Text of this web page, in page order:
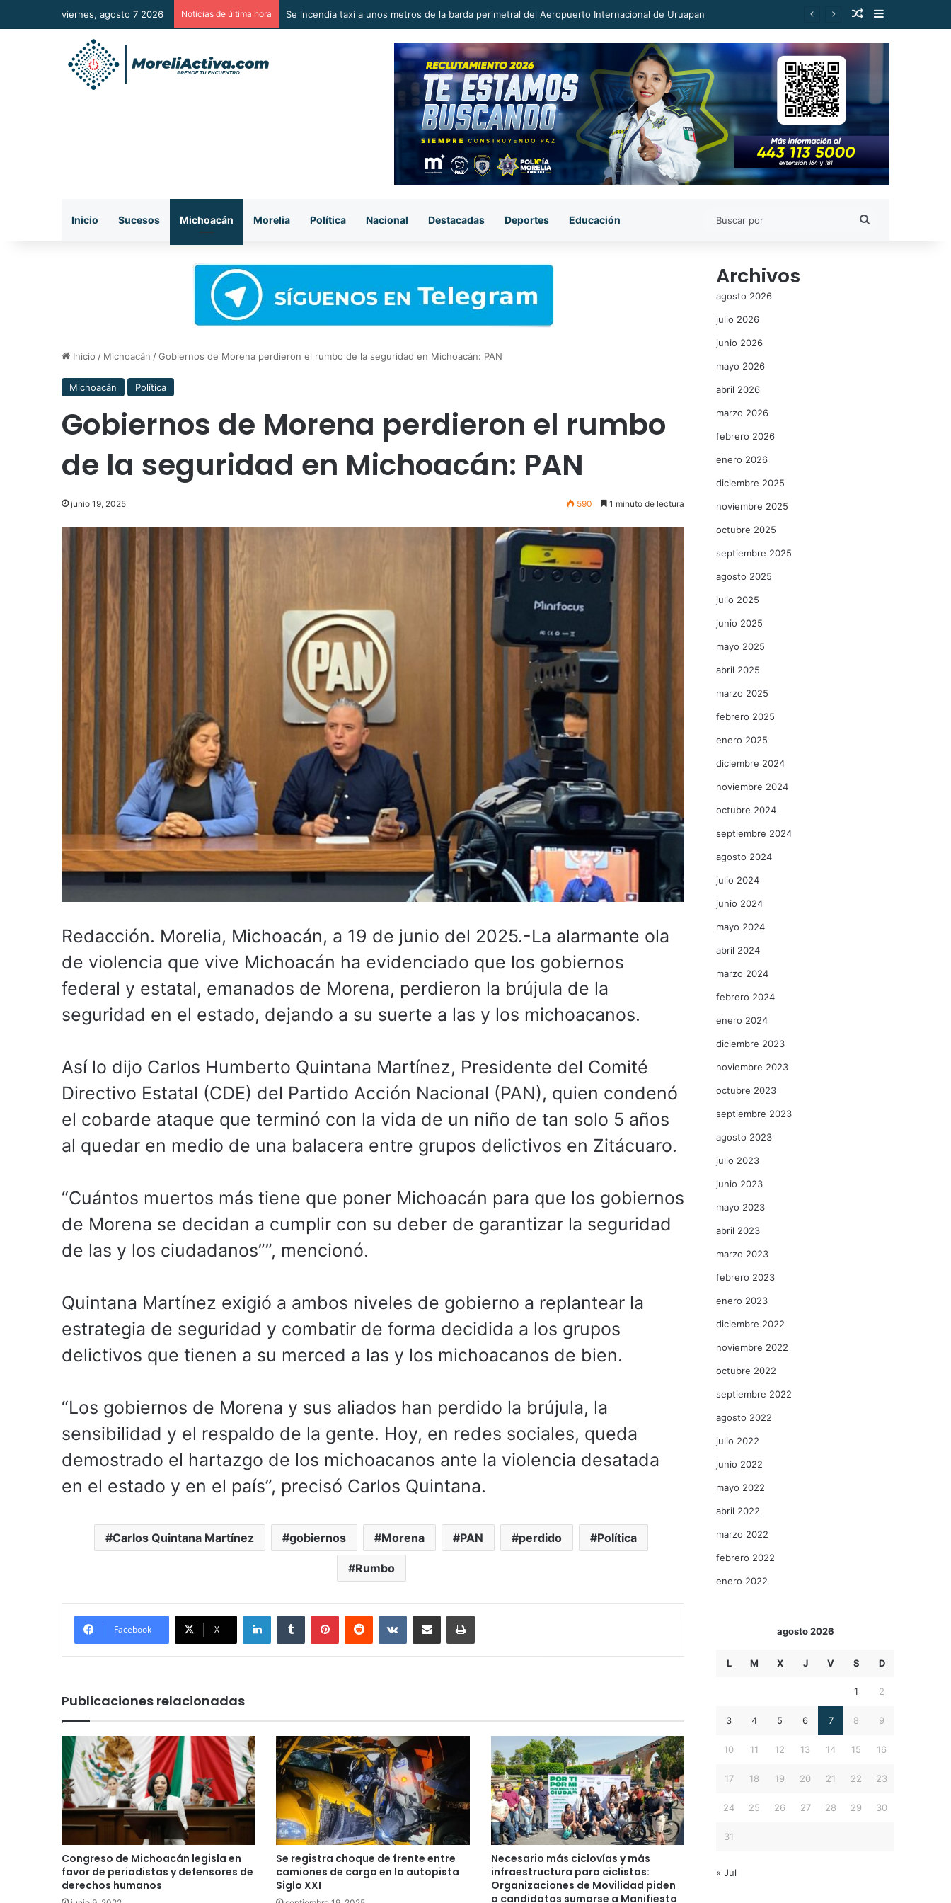
viernes, agosto 7 2026 Noticias de última hora Se incendia taxi a unos metros de la barda perimetral del Aeropuerto Internacional de Uruapan Publicación al
Barra lateral
Inicio Sucesos Michoacán Morelia Política Nacional Destacadas Deportes Educación
Inicio / Michoacán /Gobiernos de Morena perdieron el rumbo de la seguridad en Michoacán: PAN
Michoacán Política
Gobiernos de Morena perdieron el rumbo
de la seguridad en Michoacán: PAN
junio 19, 2025 590 1 minuto de lectura
Redacción. Morelia, Michoacán, a 19 de junio del 2025.-La alarmante ola
de violencia que vive Michoacán ha evidenciado que los gobiernos
federal y estatal, emanados de Morena, perdieron la brújula de la
seguridad en el estado, dejando a su suerte a las y los michoacanos.
Así lo dijo Carlos Humberto Quintana Martínez, Presidente del Comité
Directivo Estatal (CDE) del Partido Acción Nacional (PAN), quien condenó
el cobarde ataque que terminó con la vida de un niño de tan solo 5 años
al quedar en medio de una balacera entre grupos delictivos en Zitácuaro.
“Cuántos muertos más tiene que poner Michoacán para que los gobiernos
de Morena se decidan a cumplir con su deber de garantizar la seguridad
de las y los ciudadanos””, mencionó.
Quintana Martínez exigió a ambos niveles de gobierno a replantear la
estrategia de seguridad y combatir de forma decidida a los grupos
delictivos que tienen a su merced a las y los michoacanos de bien.
“Los gobiernos de Morena y sus aliados han perdido la brújula, la
sensibilidad y el respaldo de la gente. Hoy, en redes sociales, queda
demostrado el hartazgo de los michoacanos ante la violencia desatada
en el estado y en el país”, precisó Carlos Quintana.
Carlos Quintana Martínez gobiernos Morena PAN perdido Política
Rumbo
Facebook X
LinkedInTumblr PinterestReddit VKontakteCompartir por correo electrónicoImprimir
Publicaciones relacionadas
Congreso de Michoacán legisla en
favor de periodistas y defensores de
derechos humanos
Se registra choque de frente entre
camiones de carga en la autopista
Siglo XXI
Necesario más ciclovías y más
infraestructura para ciclistas:
Organizaciones de Movilidad piden
a candidatos sumarse a Manifiesto
Archivos
agosto 2026
julio 2026
junio 2026
mayo 2026
abril 2026
marzo 2026
febrero 2026
enero 2026
diciembre 2025
noviembre 2025
octubre 2025
septiembre 2025
agosto 2025
julio 2025
junio 2025
mayo 2025
abril 2025
marzo 2025
febrero 2025
enero 2025
diciembre 2024
noviembre 2024
octubre 2024
septiembre 2024
agosto 2024
julio 2024
junio 2024
mayo 2024
abril 2024
marzo 2024
febrero 2024
enero 2024
diciembre 2023
noviembre 2023
octubre 2023
septiembre 2023
agosto 2023
julio 2023
junio 2023
mayo 2023
abril 2023
marzo 2023
febrero 2023
enero 2023
diciembre 2022
noviembre 2022
octubre 2022
septiembre 2022
agosto 2022
julio 2022
junio 2022
mayo 2022
abril 2022
marzo 2022
febrero 2022
enero 2022
agosto 2026
L M X J V S D
1 2
3 4 5 6 7 8 9
10 11 12 13 14 15 16
17 18 19 20 21 22 23
24 25 26 27 28 29 30
31
« Jul